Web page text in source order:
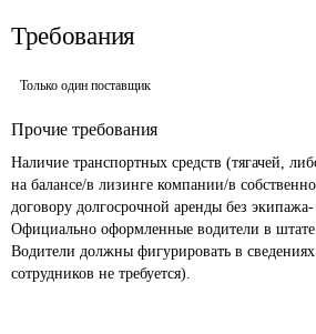
Требования
Только один поставщик
Прочие требования
Наличие транспортных средств (тягачей,
на балансе/в лизинге компании/в
договору долгосрочной аренды без
Официально оформленные водители в
Водители должны фигурировать в
сотрудников не требуется).